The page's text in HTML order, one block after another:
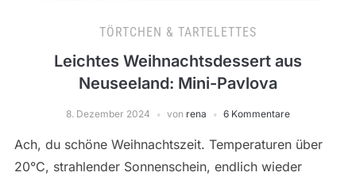
TÖRTCHEN & TARTELETTES
Leichtes Weihnachtsdessert aus
Neuseeland: Mini-Pavlova
8. Dezember 2024 von rena 6 Kommentare
Ach, du schöne Weihnachtszeit. Temperaturen über
20°C, strahlender Sonnenschein, endlich wieder